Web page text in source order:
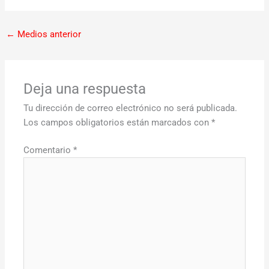
← Medios anterior
Deja una respuesta
Tu dirección de correo electrónico no será publicada.
Los campos obligatorios están marcados con*
Comentario*